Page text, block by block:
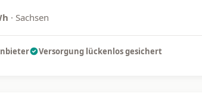
· Sachsen
Versorgung lückenlos gesichert